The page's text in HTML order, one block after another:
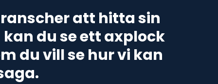
att hitta sin
du se ett axplock
du vill se hur vi kan